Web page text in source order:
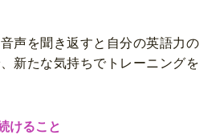
声を聞き返すと自分の英語力の
新たな気持ちでトレーニングを
けること